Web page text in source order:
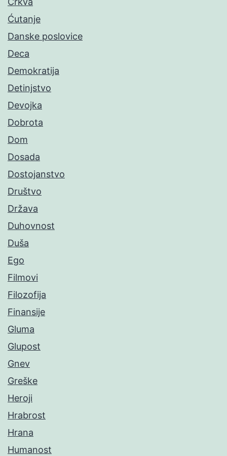
Ćutanje
Danske poslovice
Deca
Demokratija
Detinjstvo
Devojka
Dobrota
Dom
Dosada
Dostojanstvo
Društvo
Država
Duhovnost
Duša
Ego
Filmovi
Filozofija
Finansije
Gluma
Glupost
Gnev
Greške
Heroji
Hrabrost
Hrana
Humanost